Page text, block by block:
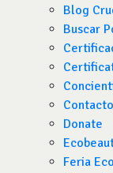
Blog
Buscar
Donate
Feria